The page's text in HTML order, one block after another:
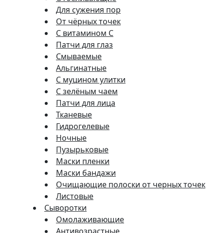
Для сужения пор
От чёрных точек
С витамином C
Патчи для глаз
Смываемые
Альгинатные
С муцином улитки
С зелёным чаем
Патчи для лица
Тканевые
Гидрогелевые
Ночные
Пузырьковые
Маски пленки
Маски бандажи
Очищающие полоски от черных точек
Листовые
Сыворотки
Омолаживающие